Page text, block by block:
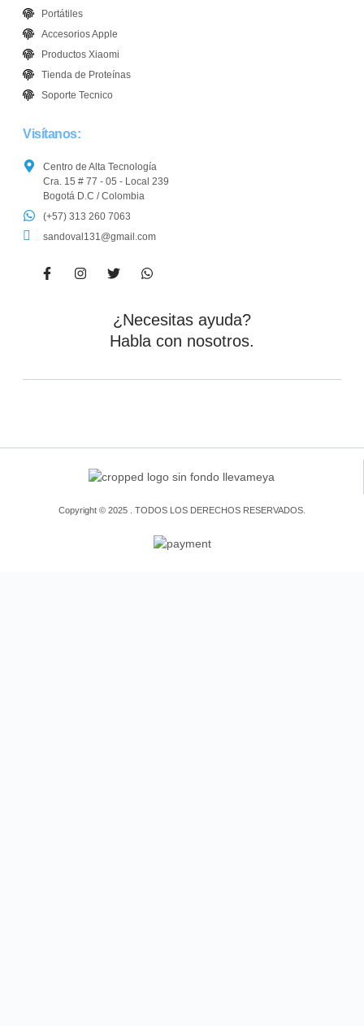
Portátiles
Accesorios Apple
Productos Xiaomi
Tienda de Proteínas
Soporte Tecnico
Visítanos:
Centro de Alta Tecnología
Cra. 15 # 77 - 05 - Local 239
Bogotá D.C / Colombia
(+57) 313 260 7063
sandoval131@gmail.com
¿Necesitas ayuda?
Habla con nosotros.
Copyright © 2025 . TODOS LOS DERECHOS RESERVADOS.